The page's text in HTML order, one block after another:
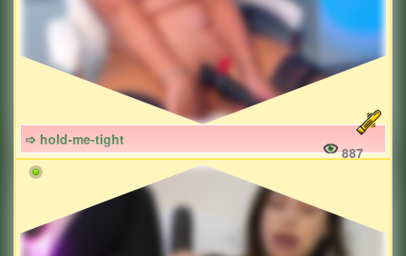
➩ hold-me-tight
887